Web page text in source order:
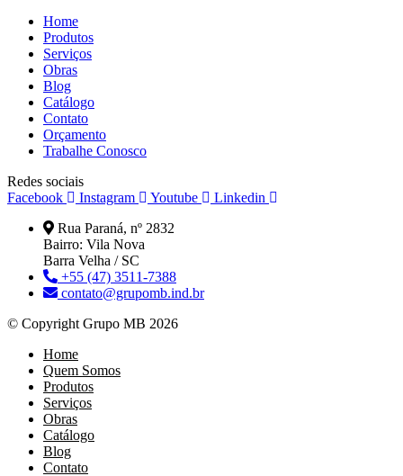
Home
Produtos
Serviços
Obras
Blog
Catálogo
Contato
Orçamento
Trabalhe Conosco
Redes sociais
Facebook
Instagram Youtube
Linkedin
Rua Paraná, nº 2832
Bairro: Vila Nova
Barra Velha / SC
+55 (47) 3511-7388
contato@grupomb.ind.br
© Copyright Grupo MB 2026
Home
Quem Somos
Produtos
Serviços
Obras
Catálogo
Blog
Contato